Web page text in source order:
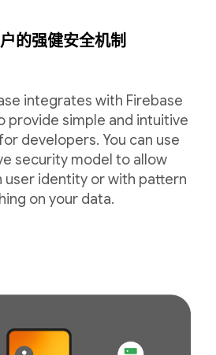
的强健安全机制
integrates with Firebase
provide simple and intuitive
developers. You can use
security model to allow
user identity or with pattern
on your data.